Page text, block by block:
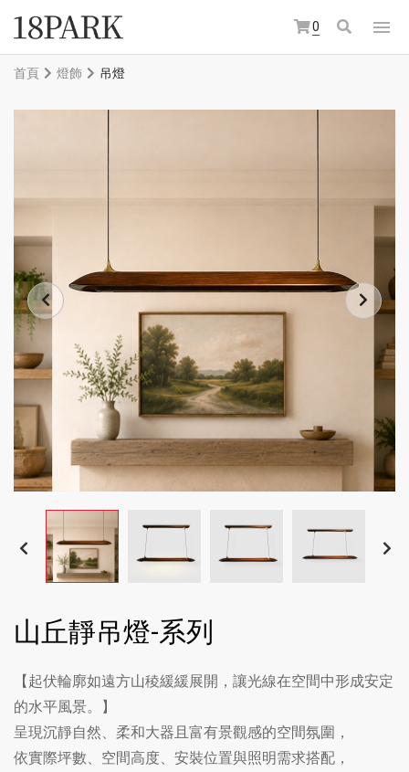
0
首頁 燈飾 吊燈
山丘靜吊燈-系列
【起伏輪廓如遠方山稜緩緩展開，讓光線在空間中形成安定
的水平風景。】
呈現沉靜自然、柔和大器且富有景觀感的空間氛圍，
依實際坪數、空間高度、安裝位置與照明需求搭配，